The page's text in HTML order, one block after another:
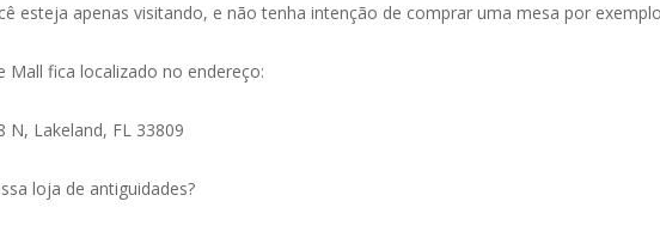
esteja apenas visitando, e não tenha intenção de comprar uma mesa por
Mall fica localizado no endereço:
N, Lakeland, FL 33809
loja de antiguidades?